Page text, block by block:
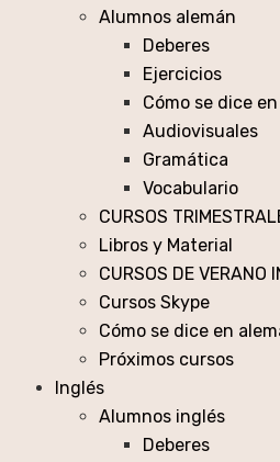
Alumnos alemán
Deberes
Ejercicios
Cómo se dice
Audiovisuales
Gramática
Vocabulario
CURSOS
Libros y Material
CURSOS DE VERANO
Cursos Skype
Cómo se dice en
Próximos cursos
Inglés
Alumnos inglés
Deberes